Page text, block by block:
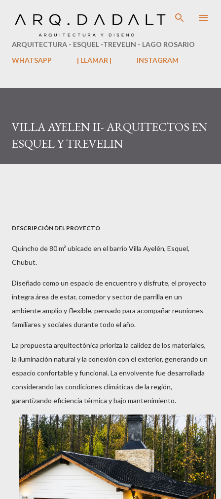
Ir al contenido principal
ARQUITECTURA - ESQUEL -TREVELIN - LAGO ROSARIO
WHATSAPP
| LLAMAR | INSTAGRAM
VILLA AYELEN II- ARQUITECTOS EN
ESQUEL Y TREVELIN
DESCRIPCIÓN DEL PROYECTO
Quincho de 80 m² ubicado en el barrio Villa Ayelén, Esquel,
Chubut.
Diseñado como un espacio de encuentro y disfrute, el proyecto
integra área de estar, comedor y sector de parrilla en un
ambiente amplio y flexible, pensado para acompañar reuniones
familiares y sociales durante todo el año.
La propuesta arquitectónica prioriza la calidez de los materiales,
la iluminación natural y la conexión con el exterior, generando un
espacio confortable y funcional. La envolvente fue desarrollada
considerando las condiciones climáticas de la región,
garantizando eficiencia térmica y bajo mantenimiento.